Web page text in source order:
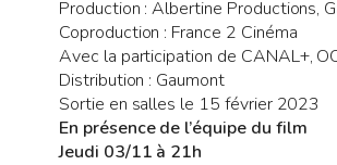
Production : Albertine Productions,
Coproduction : France 2 Cinéma
Avec la participation de CANAL+,
Distribution : Gaumont
Sortie en salles le 15 février 2023
En présence de l’équipe du film
Jeudi 03/11 à 21h